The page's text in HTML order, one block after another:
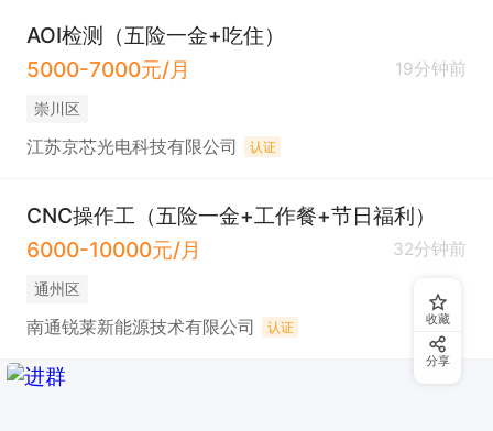
AOI检测（五险一金+吃住）
5000-7000元/月
19分钟前
崇川区
江苏京芯光电科技有限公司 认证
CNC操作工（五险一金+工作餐+节日福利）
6000-10000元/月
32分钟前
通州区
南通锐莱新能源技术有限公司 认证 收藏
分享